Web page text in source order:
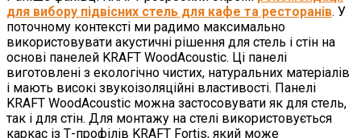
для вибору підвісних стель для кафе та ресторанів. У
поточному контексті ми радимо максимально
використовувати акустичні рішення для стель і стін на
основі панелей KRAFT WoodAcoustic. Ці панелі
виготовлені з екологічно чистих, натуральних матеріалів
і мають високі звукоізоляційні властивості. Панелі
KRAFT WoodAcoustic можна застосовувати як для стель,
так і для стін. Для монтажу на стелі використовується
каркас із Т-профілів KRAFT Fortis, який може